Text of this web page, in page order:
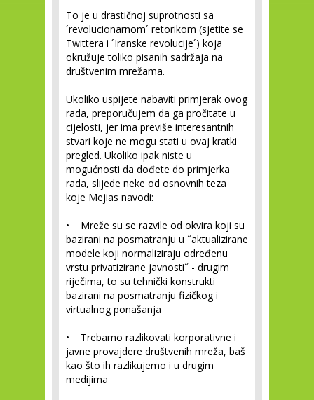
To je u drastičnoj suprotnosti sa
´revolucionarnom´ retorikom (sjetite se
Twittera i ´Iranske revolucije´) koja
okružuje toliko pisanih sadržaja na
društvenim mrežama.
Ukoliko uspijete nabaviti primjerak ovog
rada, preporučujem da ga pročitate u
cijelosti, jer ima previše interesantnih
stvari koje ne mogu stati u ovaj kratki
pregled. Ukoliko ipak niste u
mogućnosti da dođete do primjerka
rada, slijede neke od osnovnih teza
koje Mejias navodi:
• Mreže su se razvile od okvira koji su
bazirani na posmatranju u ˝aktualizirane
modele koji normaliziraju određenu
vrstu privatizirane javnosti˝ - drugim
riječima, to su tehnički konstrukti
bazirani na posmatranju fizičkog i
virtualnog ponašanja
• Trebamo razlikovati korporativne i
javne provajdere društvenih mreža, baš
kao što ih razlikujemo i u drugim
medijima